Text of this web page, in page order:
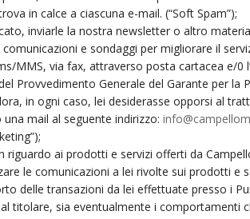
in calce a ciascuna e-mail. (“Soft Spam”);
inviarle la nostra newsletter o altro
e sondaggi per migliorare il
MMS, via fax, attraverso posta cartacea e/0
Provvedimento Generale del Garante per la
in ogni caso, lei desiderasse opporsi al
mail al seguente indirizzo:
ai prodotti e servizi offerti da
le comunicazioni a lei rivolte sui prodotti e
delle transazioni da lei effettuate presso i
titolare, sia eventualmente i comportamenti